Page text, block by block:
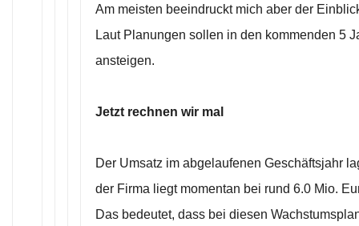
Am meisten beeindruckt mich aber der
Laut Planungen sollen in den kommenden 5
ansteigen.
Jetzt rechnen wir mal
Der Umsatz im abgelaufenen Geschäftsjahr
der Firma liegt momentan bei rund 6.0 Mio.
Das bedeutet, dass bei diesen